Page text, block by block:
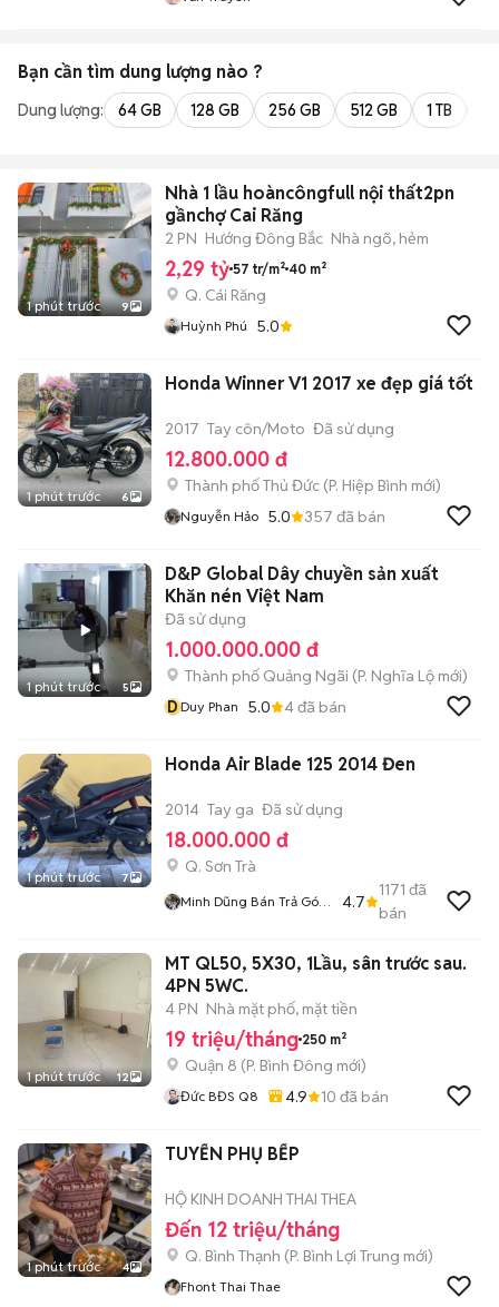
Bạn cần tìm dung lượng nào ?
Dung lượng: 64 GB 128 GB 256 GB 512 GB 1 TB
1 phút trước 9
Nhà 1 lầu hoàncôngfull nội thất2pn
gầnchợ Cai Răng
2 PN Hướng Đông Bắc Nhà ngõ, hẻm
2,29 tỷ 57 tr/m² 40 m²
Q. Cái Răng
Huỳnh Phú 5.0
1 phút trước 6
Honda Winner V1 2017 xe đẹp giá tốt
2017 Tay côn/Moto Đã sử dụng
12.800.000 đ
Thành phố Thủ Đức (P. Hiệp Bình mới)
Nguyễn Hảo 5.0 357 đã bán
1 phút trước 5
D&P Global Dây chuyền sản xuất
Khăn nén Việt Nam
Đã sử dụng
1.000.000.000 đ
Thành phố Quảng Ngãi (P. Nghĩa Lộ mới)
DDuy Phan 5.0 4đã bán
1 phút trước 7
Honda Air Blade 125 2014 Đen
2014 Tay ga Đã sử dụng
18.000.000 đ
Q. Sơn Trà
Minh Dũng Bán Trả Góp
4.7
1171 đã
bán
1 phút trước 12
MT QL50, 5X30, 1Lầu, sân trước sau.
4PN 5WC.
4 PN Nhà mặt phố, mặt tiền
19 triệu/tháng 250 m²
Quận 8 (P. Bình Đông mới)
Đức BĐS Q8 4.9 10 đã bán
1 phút trước 4
TUYỂN PHỤ BẾP
HỘ KINH DOANH THAI THEA
Đến 12 triệu/tháng
Q. Bình Thạnh (P. Bình Lợi Trung mới)
Fhont Thai Thae